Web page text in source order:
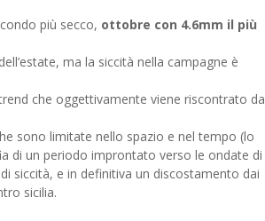
più secco, ottobre con 4.6mm il più
ma la siccità nella campagne è
che oggettivamente viene riscontrato da
sono limitate nello spazio e nel tempo (lo
di un periodo improntato verso le ondate di
siccità, e in definitiva un discostamento dai
sicilia.